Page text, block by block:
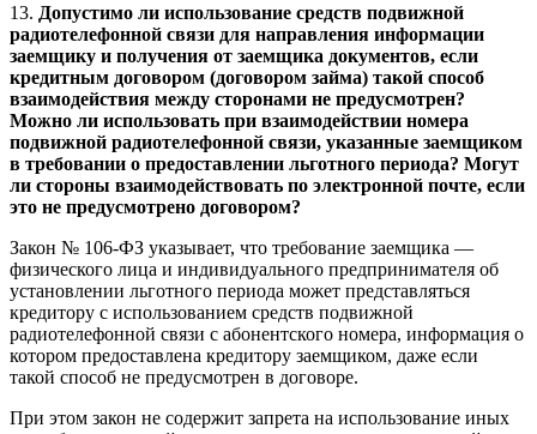
13. Допустимо ли использование средств подвижной
радиотелефонной связи для направления информации
заемщику и получения от заемщика документов, если
кредитным договором (договором займа) такой способ
взаимодействия между сторонами не предусмотрен?
Можно ли использовать при взаимодействии номера
подвижной радиотелефонной связи, указанные заемщиком
в требовании о предоставлении льготного периода? Могут
ли стороны взаимодействовать по электронной почте, если
это не предусмотрено договором?
Закон № 106-ФЗ указывает, что требование заемщика —
физического лица и индивидуального предпринимателя об
установлении льготного периода может представляться
кредитору с использованием средств подвижной
радиотелефонной связи с абонентского номера, информация о
котором предоставлена кредитору заемщиком, даже если
такой способ не предусмотрен в договоре.
При этом закон не содержит запрета на использование иных